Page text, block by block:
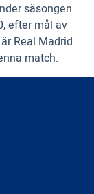
säsongen
efter mål av
Real Madrid
match.